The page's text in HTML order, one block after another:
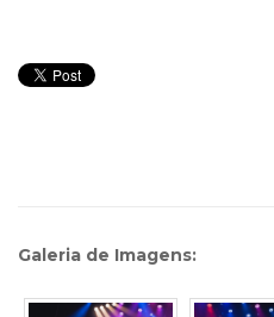
Galeria de Imagens: